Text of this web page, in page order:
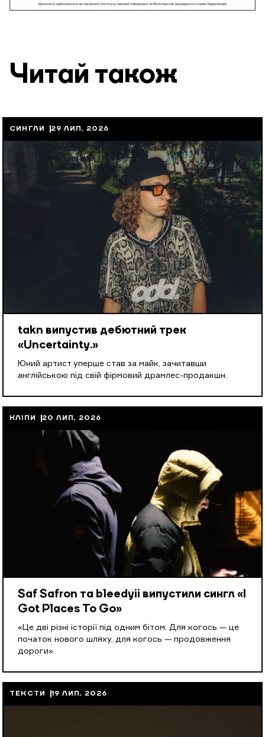
Читай також
СИНГЛИ 29 ЛИП, 2026
takn випустив дебютний трек
«Uncertainty.»
Юний артист уперше став за майк, зачитавши
англійською під свій фірмовий драмлес-продакшн.
КЛІПИ 20 ЛИП, 2026
Saf Safron та bleedyii випустили сингл «I
Got Places To Go»
«Це дві різні історії під одним бітом. Для когось — це
початок нового шляху, для когось — продовження
дороги».
ТЕКСТИ 19 ЛИП, 2026